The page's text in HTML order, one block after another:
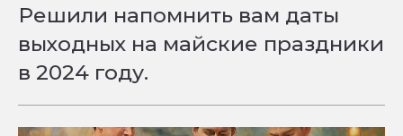
Решили напомнить вам даты
выходных на майские праздники
в 2024 году.